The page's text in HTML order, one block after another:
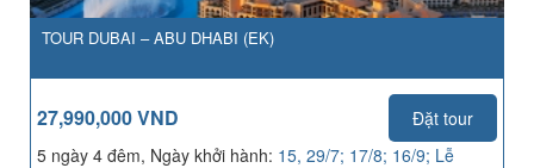
TOUR DUBAI – ABU DHABI (EK)
27,990,000 VND
Đặt tour
5 ngày 4 đêm, Ngày khởi hành: 15, 29/7; 17/8; 16/9; Lễ